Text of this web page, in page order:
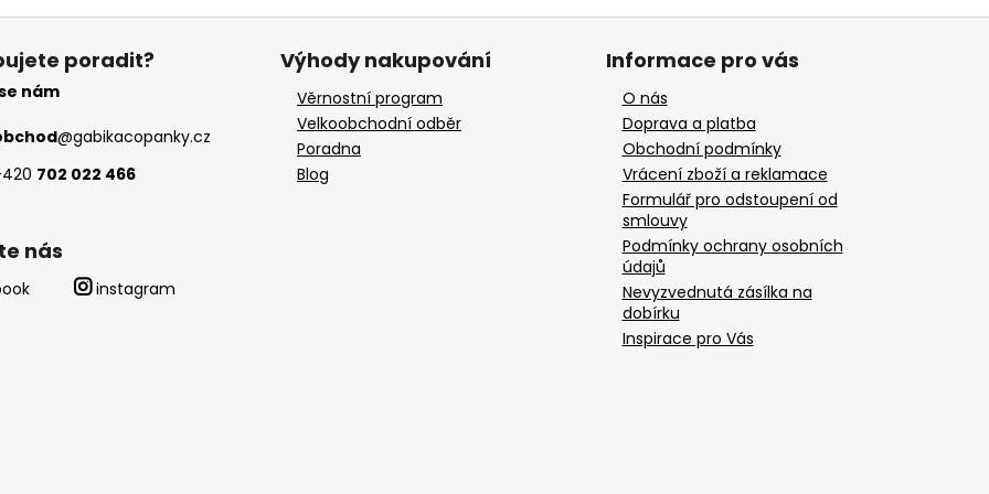
poradit?
nám
@gabikacopanky.cz
702 022 466
nás
instagram
Výhody nakupování
Věrnostní program
Velkoobchodní odběr
Poradna
Blog
Informace pro vás
O nás
Doprava a platba
Obchodní podmínky
Vrácení zboží a reklamace
Formulář pro odstoupení od
smlouvy
Podmínky ochrany osobních
údajů
Nevyzvednutá zásílka na
dobírku
Inspirace pro Vás